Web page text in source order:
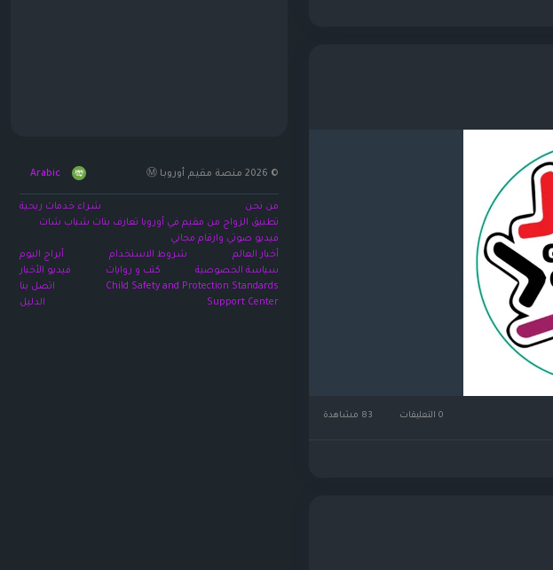
0 التعليقات
© 2026 منصة مقيم أوروبا Ⓜ️ Arabic
من نحن
شراء خدمات ربحية
تطبيق الزواج من مقيم في أوروبا تعارف بنات شباب شات
فيديو صوتي وارقام مجاني
أخبار العالم
شروط الاستخدام
أبراج اليوم
سياسة الخصوصية
كتب و روايات
فيديو الأخبار
Child Safety and Protection Standards
اتصل بنا
Support Center
الدليل